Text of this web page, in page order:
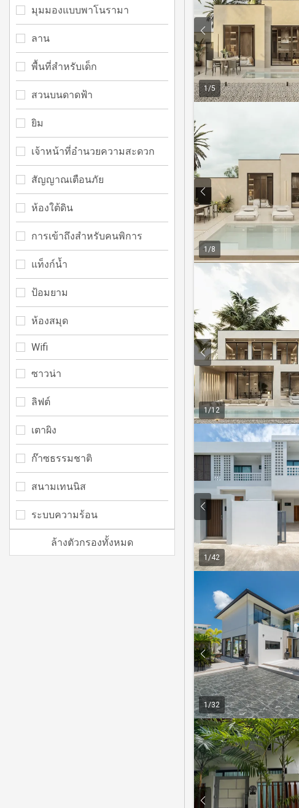
1/5
1 /8
1/12
1 /42
1/32
มุมมองแบบพาโนรามา
ลาน
พื้นที่สำหรับเด็ก
สวนบนดาดฟ้า
ยิม
เจ้าหน้าที่อำนวยความสะดวก
สัญญาณเตือนภัย
ห้องใต้ดิน
การเข้าถึงสำหรับคนพิการ
แท็งก์น้ำ
ป้อมยาม
ห้องสมุด
Wifi
ซาวน่า
ลิฟต์
เตาผิง
ก๊าซธรรมชาติ
สนามเทนนิส
ระบบความร้อน
ล้างตัวกรองทั้งหมด